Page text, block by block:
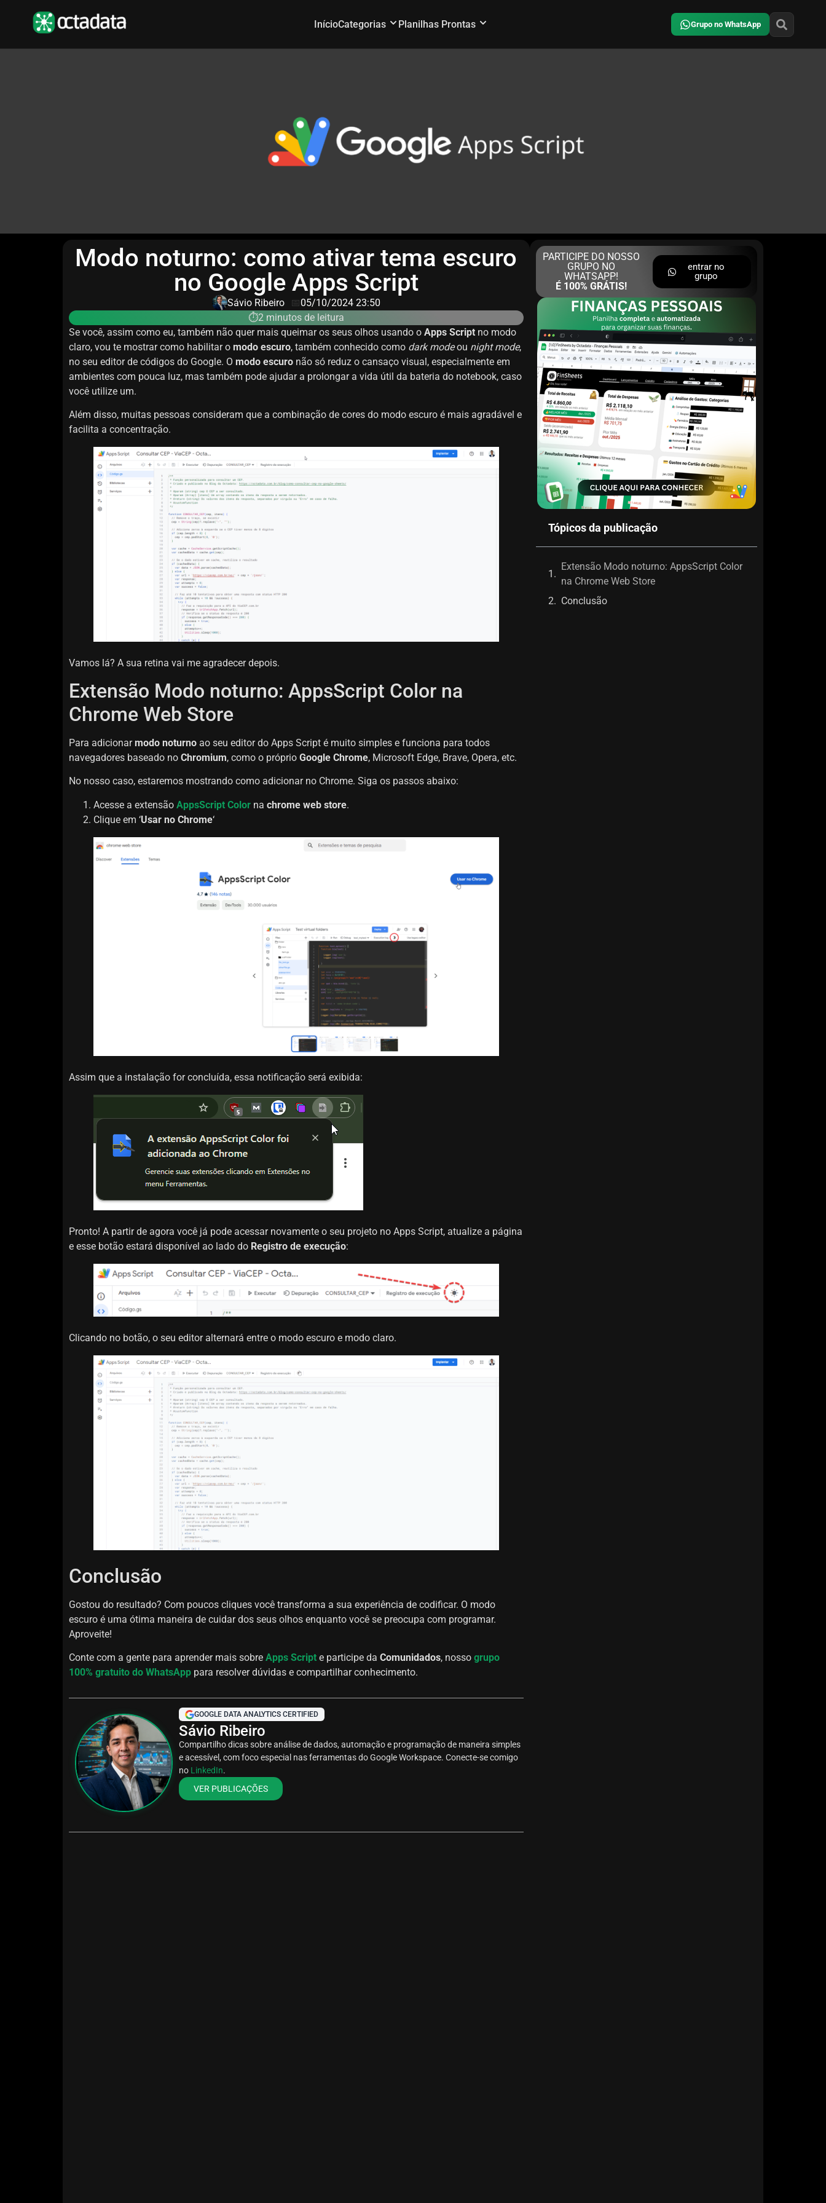
InícioCategorias Planilhas Prontas Grupo no WhatsApp
Modo noturno: como ativar tema escuro
no Google Apps Script
Sávio Ribeiro 📅05/10/2024 23:50
⏱️2 minutos de leitura
Se você, assim como eu, também não quer mais queimar os seus olhos usando o Apps Script no modo
claro, vou te mostrar como habilitar o modo escuro, também conhecido como dark modeou night mode,
no seu editor de códigos do Google. O modo escuro não só reduz o cansaço visual, especialmente em
ambientes com pouca luz, mas também pode ajudar a prolongar a vida útil da bateria do notebook, caso
você utilize um.
Além disso, muitas pessoas consideram que a combinação de cores do modo escuro é mais agradável e
facilita a concentração.
Vamos lá? A sua retina vai me agradecer depois.
Extensão Modo noturno: AppsScript Color na
Chrome Web Store
Para adicionarmodo noturno ao seu editor do Apps Script é muito simples e funciona para todos
navegadores baseado no Chromium, como o próprio Google Chrome, Microsoft Edge, Brave, Opera, etc.
No nosso caso, estaremos mostrando como adicionar no Chrome. Siga os passos abaixo:
Acesse a extensão AppsScript Color na chrome web store.
Clique em ‘Usar no Chrome‘
Assim que a instalação for concluída, essa notificação será exibida:
Pronto! A partir de agora você já pode acessar novamente o seu projeto no Apps Script, atualize a página
e esse botão estará disponível ao lado do Registro de execução:
Clicando no botão, o seu editor alternará entre o modo escuro e modo claro.
Conclusão
Gostou do resultado? Com poucos cliques você transforma a sua experiência de codificar. O modo
escuro é uma ótima maneira de cuidar dos seus olhos enquanto você se preocupa com programar.
Aproveite!
Conte com a gente para aprender mais sobre Apps Script e participe da Comunidados, nosso grupo
100% gratuito do WhatsApp para resolver dúvidas e compartilhar conhecimento.
GOOGLE DATA ANALYTICS CERTIFIED
Sávio Ribeiro
Compartilho dicas sobre análise de dados, automação e programação de maneira simples
e acessível, com foco especial nas ferramentas do Google Workspace. Conecte-se comigo
no LinkedIn.
VER PUBLICAÇÕES
PARTICIPE DO NOSSO
GRUPO NO
WHATSAPP!
É 100% GRÁTIS!
entrar no
grupo
Tópicos da publicação
Extensão Modo noturno: AppsScript Color
na Chrome Web Store
Conclusão